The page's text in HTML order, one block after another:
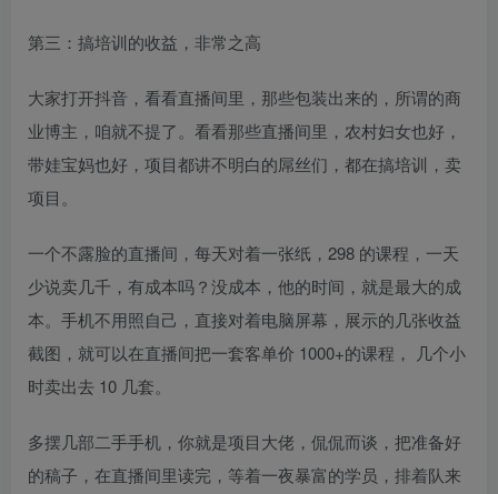
第三：搞培训的收益，非常之高
大家打开抖音，看看直播间里，那些包装出来的，所谓的商
业博主，咱就不提了。看看那些直播间里，农村妇女也好，
带娃宝妈也好，项目都讲不明白的屌丝们，都在搞培训，卖
项目。
一个不露脸的直播间，每天对着一张纸，298 的课程，一天
少说卖几千，有成本吗？没成本，他的时间，就是最大的成
本。手机不用照自己，直接对着电脑屏幕，展示的几张收益
截图，就可以在直播间把一套客单价 1000+的课程， 几个小
时卖出去 10 几套。
多摆几部二手手机，你就是项目大佬，侃侃而谈，把准备好
的稿子，在直播间里读完，等着一夜暴富的学员，排着队来